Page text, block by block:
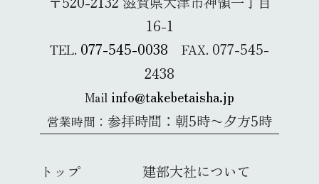
16-1
TEL. 077-545-0038 FAX. 077-545-
2438
Mail info@takebetaisha.jp
営業時間： 参拝時間：朝5時〜夕方5時
トップ
建部大社について